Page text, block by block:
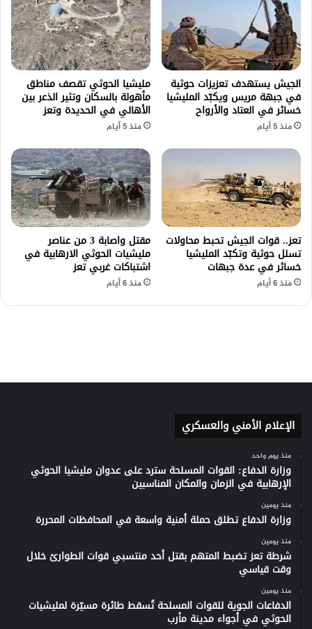
الإعلام الأمني والعسكري
منذ يوم واحد
وزارة الدفاع: القوات المسلحة سترد على عدوان مليشيا الحوثي
الإرهابية في الزمان والمكان المناسبين
منذ يومين
وزارة الدفاع تطلق حملة أمنية واسعة في المحافظات المحررة
منذ يومين
شرطة تعز تضبط المتهم بقتل أحد منتسبي قوات الطوارئ خلال
وقت قياسي
منذ يومين
الدفاعات الجوية للقوات المسلحة تُسقط طائرة مسيّرة لمليشيات
الحوثي في أجواء مدينة مأرب